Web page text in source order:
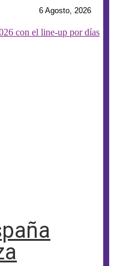
6 Agosto, 2026